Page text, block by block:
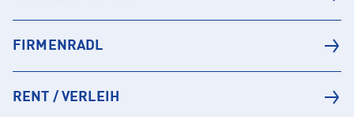
FIRMENRADL
RENT / VERLEIH